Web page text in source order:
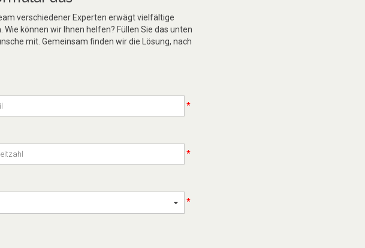
verschiedener Experten erwägt vielfältige
können wir Ihnen helfen? Füllen Sie das unten
mit. Gemeinsam finden wir die Lösung, nach
*
*
*